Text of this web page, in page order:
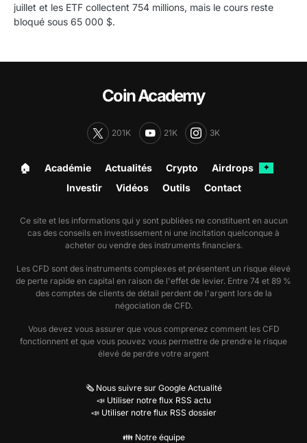
juillet et les ETF collectent 754 millions, mais le cours reste
bloqué sous 65 000 $.
Coin Academy
201K 21K 3K
🏠︎ Académie Actualités Crypto Airdrops ✦
Investir Vidéos Outils Contact
Ce site et les informations qui y sont publiées ne constituent en aucun
cas des conseils en investissement ni une incitation quelconque à
acheter ou vendre des instruments financiers.
Les CFD sont des instruments complexes et présentent un risque élevé
de perte rapide en capital en raison de l'effet de levier. Entre 74 et 89 %
des comptes de clients de détail perdent de l'argent lors de la
négociation de CFD.
Vous devez vous assurer que vous comprenez comment les CFD
fonctionnent et que vous pouvez vous permettre de prendre le risque
élevé de perdre votre argent
🗞️ Nous suivre sur Google Actualité
📣 Utiliser notre flux RSS actu
📣 Utiliser notre flux RSS dossier
👪 Notre équipe